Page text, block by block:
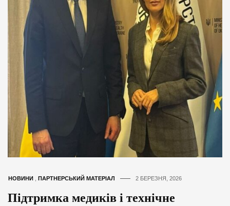
НОВИНИ , ПАРТНЕРСЬКИЙ МАТЕРІАЛ 2 БЕРЕЗНЯ, 2026
Підтримка медиків і технічне